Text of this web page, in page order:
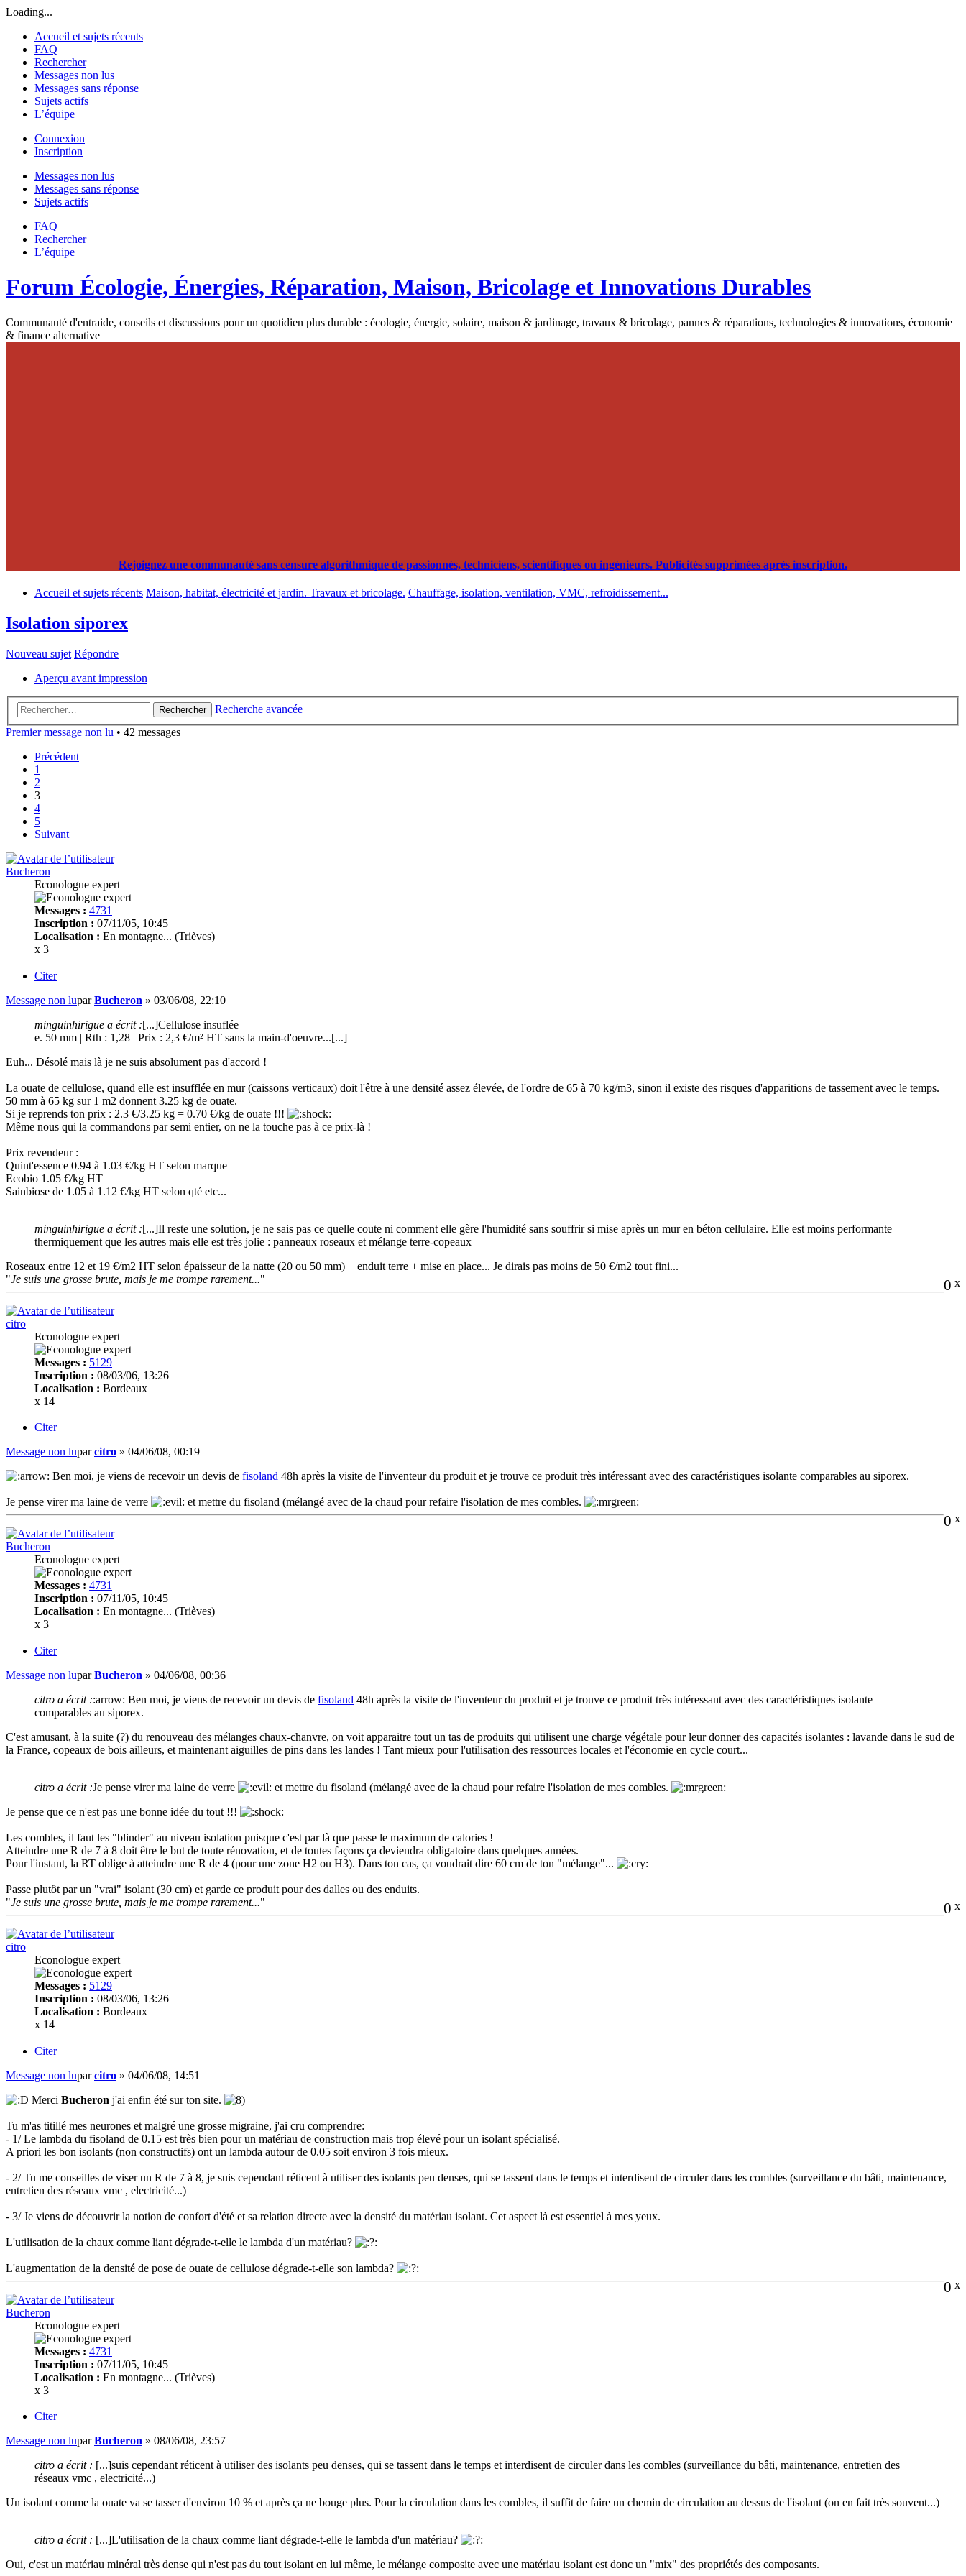
Loading...
Accueil et sujets récents
FAQ
Rechercher
Messages non lus
Messages sans réponse
Sujets actifs
L’équipe
Connexion
Inscription
Messages non lus
Messages sans réponse
Sujets actifs
FAQ
Rechercher
L’équipe
Forum Écologie, Énergies, Réparation, Maison, Bricolage et Innovations Durables
Communauté d'entraide, conseils et discussions pour un quotidien plus durable : écologie, énergie, solaire, maison & jardinage, travaux & bricolage, pannes & réparations, technologies & innovations, économie
& finance alternative
Rejoignez une communauté sans censure algorithmique de passionnés, techniciens, scientifiques ou ingénieurs. Publicités supprimées après inscription.
Accueil et sujets récents Maison, habitat, électricité et jardin. Travaux et bricolage. Chauffage, isolation, ventilation, VMC, refroidissement...
Isolation siporex
Nouveau sujet Répondre
Aperçu avant impression
Rechercher
Recherche avancée
Premier message non lu • 42 messages
Précédent
1
2
3
4
5
Suivant
Bucheron
Econologue expert
Messages : 4731
Inscription : 07/11/05, 10:45
Localisation : En montagne... (Trièves)
x 3
Citer
Message non luparBucheron » 03/06/08, 22:10
minguinhirigue a écrit :[...]Cellulose insuflée
e. 50 mm | Rth : 1,28 | Prix : 2,3 €/m² HT sans la main-d'oeuvre...[...]
Euh... Désolé mais là je ne suis absolument pas d'accord !
La ouate de cellulose, quand elle est insufflée en mur (caissons verticaux) doit l'être à une densité assez élevée, de l'ordre de 65 à 70 kg/m3, sinon il existe des risques d'apparitions de tassement avec le temps.
50 mm à 65 kg sur 1 m2 donnent 3.25 kg de ouate.
Si je reprends ton prix : 2.3 €/3.25 kg = 0.70 €/kg de ouate !!!
Même nous qui la commandons par semi entier, on ne la touche pas à ce prix-là !
Prix revendeur :
Quint'essence 0.94 à 1.03 €/kg HT selon marque
Ecobio 1.05 €/kg HT
Sainbiose de 1.05 à 1.12 €/kg HT selon qté etc...
minguinhirigue a écrit :[...]Il reste une solution, je ne sais pas ce quelle coute ni comment elle gère l'humidité sans souffrir si mise après un mur en béton cellulaire. Elle est moins performante
thermiquement que les autres mais elle est très jolie : panneaux roseaux et mélange terre-copeaux
Roseaux entre 12 et 19 €/m2 HT selon épaisseur de la natte (20 ou 50 mm) + enduit terre + mise en place... Je dirais pas moins de 50 €/m2 tout fini...
0 x
"Je suis une grosse brute, mais je me trompe rarement..."
citro
Econologue expert
Messages : 5129
Inscription : 08/03/06, 13:26
Localisation : Bordeaux
x 14
Citer
Message non luparcitro » 04/06/08, 00:19
Ben moi, je viens de recevoir un devis de fisoland 48h après la visite de l'inventeur du produit et je trouve ce produit très intéressant avec des caractéristiques isolante comparables au siporex.
Je pense virer ma laine de verre et mettre du fisoland (mélangé avec de la chaud pour refaire l'isolation de mes combles.
0 x
Bucheron
Econologue expert
Messages : 4731
Inscription : 07/11/05, 10:45
Localisation : En montagne... (Trièves)
x 3
Citer
Message non luparBucheron » 04/06/08, 00:36
citro a écrit ::arrow: Ben moi, je viens de recevoir un devis de fisoland 48h après la visite de l'inventeur du produit et je trouve ce produit très intéressant avec des caractéristiques isolante
comparables au siporex.
C'est amusant, à la suite (?) du renouveau des mélanges chaux-chanvre, on voit apparaitre tout un tas de produits qui utilisent une charge végétale pour leur donner des capacités isolantes : lavande dans le sud de
la France, copeaux de bois ailleurs, et maintenant aiguilles de pins dans les landes ! Tant mieux pour l'utilisation des ressources locales et l'économie en cycle court...
citro a écrit :Je pense virer ma laine de verre
et mettre du fisoland (mélangé avec de la chaud pour refaire l'isolation de mes combles.
Je pense que ce n'est pas une bonne idée du tout !!!
Les combles, il faut les "blinder" au niveau isolation puisque c'est par là que passe le maximum de calories !
Atteindre une R de 7 à 8 doit être le but de toute rénovation, et de toutes façons ça deviendra obligatoire dans quelques années.
Pour l'instant, la RT oblige à atteindre une R de 4 (pour une zone H2 ou H3). Dans ton cas, ça voudrait dire 60 cm de ton "mélange"...
Passe plutôt par un "vrai" isolant (30 cm) et garde ce produit pour des dalles ou des enduits.
0 x
"Je suis une grosse brute, mais je me trompe rarement..."
citro
Econologue expert
Messages : 5129
Inscription : 08/03/06, 13:26
Localisation : Bordeaux
x 14
Citer
Message non luparcitro » 04/06/08, 14:51
Merci Bucheron j'ai enfin été sur ton site.
Tu m'as titillé mes neurones et malgré une grosse migraine, j'ai cru comprendre:
- 1/ Le lambda du fisoland de 0.15 est très bien pour un matériau de construction mais trop élevé pour un isolant spécialisé.
A priori les bon isolants (non constructifs) ont un lambda autour de 0.05 soit environ 3 fois mieux.
- 2/ Tu me conseilles de viser un R de 7 à 8, je suis cependant réticent à utiliser des isolants peu denses, qui se tassent dans le temps et interdisent de circuler dans les combles (surveillance du bâti, maintenance,
entretien des réseaux vmc , electricité...)
- 3/ Je viens de découvrir la notion de confort d'été et sa relation directe avec la densité du matériau isolant. Cet aspect là est essentiel à mes yeux.
L'utilisation de la chaux comme liant dégrade-t-elle le lambda d'un matériau?
L'augmentation de la densité de pose de ouate de cellulose dégrade-t-elle son lambda?
0 x
Bucheron
Econologue expert
Messages : 4731
Inscription : 07/11/05, 10:45
Localisation : En montagne... (Trièves)
x 3
Citer
Message non luparBucheron » 08/06/08, 23:57
citro a écrit : [...]suis cependant réticent à utiliser des isolants peu denses, qui se tassent dans le temps et interdisent de circuler dans les combles (surveillance du bâti, maintenance, entretien des
réseaux vmc , electricité...)
Un isolant comme la ouate va se tasser d'environ 10 % et après ça ne bouge plus. Pour la circulation dans les combles, il suffit de faire un chemin de circulation au dessus de l'isolant (on en fait très souvent...)
citro a écrit : [...]L'utilisation de la chaux comme liant dégrade-t-elle le lambda d'un matériau?
Oui, c'est un matériau minéral très dense qui n'est pas du tout isolant en lui même, le mélange composite avec une matériau isolant est donc un "mix" des propriétés des composants.